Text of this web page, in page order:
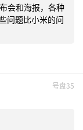
会和海报，各种
问题比小米的问
号盘35